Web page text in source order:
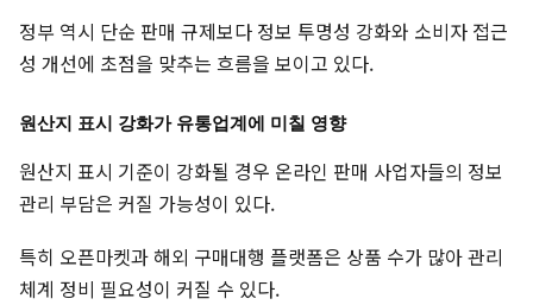
정부 역시 단순 판매 규제보다 정보 투명성 강화와 소비자 접근
성 개선에 초점을 맞추는 흐름을 보이고 있다.
원산지 표시 강화가 유통업계에 미칠 영향
원산지 표시 기준이 강화될 경우 온라인 판매 사업자들의 정보
관리 부담은 커질 가능성이 있다.
특히 오픈마켓과 해외 구매대행 플랫폼은 상품 수가 많아 관리
체계 정비 필요성이 커질 수 있다.